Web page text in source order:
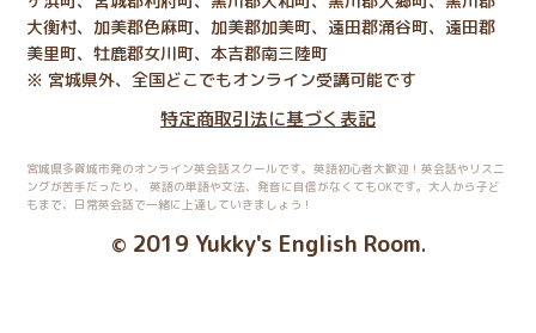
大衡村、加美郡色麻町、加美郡加美町、遠田郡涌谷町、遠田郡
美里町、牡鹿郡女川町、本吉郡南三陸町
※ 宮城県外、全国どこでもオンライン受講可能です
特定商取引法に基づく表記
宮城県多賀城市発のオンライン英会話スクールです。英語初心者大歓迎！英会話やリスニ
ングが苦手だったり、
英語の単語や文法、発音に自信がなくてもOKです。大人から子ど
もまで、日常英会話で一緒に上達していきましょう！
© 2019 Yukky's English Room.